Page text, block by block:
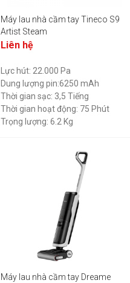
Máy lau nhà cầm tay Tineco S9
Artist Steam
Liên hệ
Lực hút: 22.000 Pa
Dung lượng pin:6250 mAh
Thời gian sạc: 3,5 Tiếng
Thời gian hoạt động: 75 Phút
Trọng lượng: 6.2 Kg
Máy lau nhà cầm tay Dreame